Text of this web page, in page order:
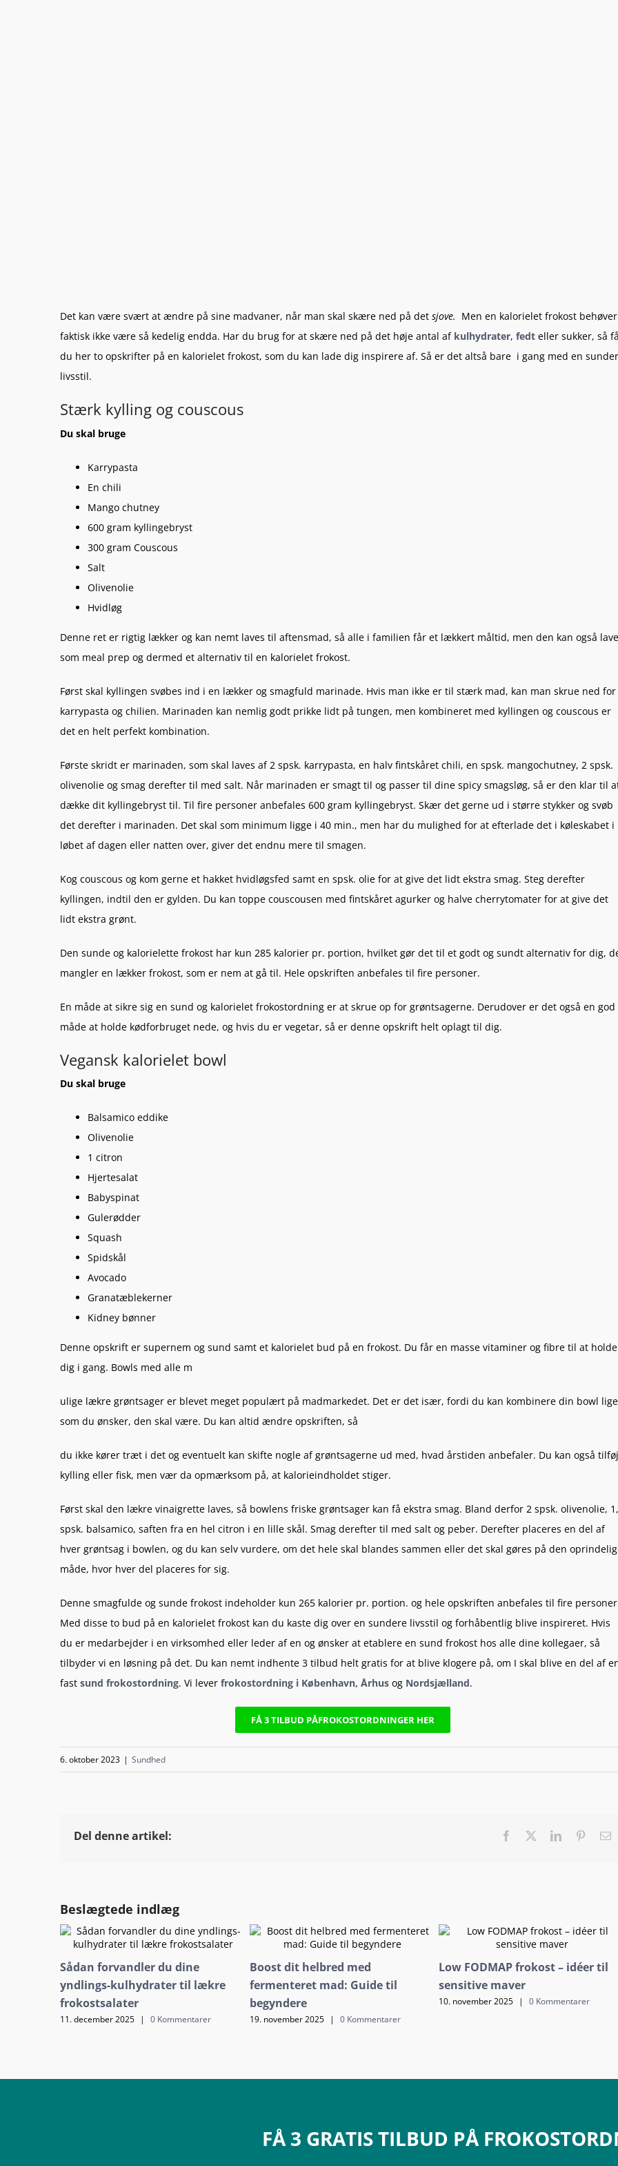
Det kan være svært at ændre på sine madvaner, når man skal skære ned på det sjove. Men en kalorielet frokost behøver
faktisk ikke være så kedelig endda. Har du brug for at skære ned på det høje antal af kulhydrater, fedt eller sukker, så
du her to opskrifter på en kalorielet frokost, som du kan lade dig inspirere af. Så er det altså bare i gang med en
livsstil.
Stærk kylling og couscous
Du skal bruge
Karrypasta
En chili
Mango chutney
600 gram kyllingebryst
300 gram Couscous
Salt
Olivenolie
Hvidløg
Denne ret er rigtig lækker og kan nemt laves til aftensmad, så alle i familien får et lækkert måltid, men den kan også
som meal prep og dermed et alternativ til en kalorielet frokost.
Først skal kyllingen svøbes ind i en lækker og smagfuld marinade. Hvis man ikke er til stærk mad, kan man skrue ned for
karrypasta og chilien. Marinaden kan nemlig godt prikke lidt på tungen, men kombineret med kyllingen og couscous er
det en helt perfekt kombination.
Første skridt er marinaden, som skal laves af 2 spsk. karrypasta, en halv fintskåret chili, en spsk. mangochutney, 2 spsk.
olivenolie og smag derefter til med salt. Når marinaden er smagt til og passer til dine spicy smagsløg, så er den klar til
dække dit kyllingebryst til. Til fire personer anbefales 600 gram kyllingebryst. Skær det gerne ud i større stykker og svøb
det derefter i marinaden. Det skal som minimum ligge i 40 min., men har du mulighed for at efterlade det i køleskabet i
løbet af dagen eller natten over, giver det endnu mere til smagen.
Kog couscous og kom gerne et hakket hvidløgsfed samt en spsk. olie for at give det lidt ekstra smag. Steg derefter
kyllingen, indtil den er gylden. Du kan toppe couscousen med fintskåret agurker og halve cherrytomater for at give det
lidt ekstra grønt.
Den sunde og kalorielette frokost har kun 285 kalorier pr. portion, hvilket gør det til et godt og sundt alternativ for dig,
mangler en lækker frokost, som er nem at gå til. Hele opskriften anbefales til fire personer.
En måde at sikre sig en sund og kalorielet frokostordning er at skrue op for grøntsagerne. Derudover er det også en god
måde at holde kødforbruget nede, og hvis du er vegetar, så er denne opskrift helt oplagt til dig.
Vegansk kalorielet bowl
Du skal bruge
Balsamico eddike
Olivenolie
1 citron
Hjertesalat
Babyspinat
Gulerødder
Squash
Spidskål
Avocado
Granatæblekerner
Kidney bønner
Denne opskrift er supernem og sund samt et kalorielet bud på en frokost. Du får en masse vitaminer og fibre til at holde
dig i gang. Bowls med alle m
ulige lækre grøntsager er blevet meget populært på madmarkedet. Det er det især, fordi du kan kombinere din bowl lige
som du ønsker, den skal være. Du kan altid ændre opskriften, så
du ikke kører træt i det og eventuelt kan skifte nogle af grøntsagerne ud med, hvad årstiden anbefaler. Du kan også
kylling eller fisk, men vær da opmærksom på, at kalorieindholdet stiger.
Først skal den lækre vinaigrette laves, så bowlens friske grøntsager kan få ekstra smag. Bland derfor 2 spsk. olivenolie,
spsk. balsamico, saften fra en hel citron i en lille skål. Smag derefter til med salt og peber. Derefter placeres en del af
hver grøntsag i bowlen, og du kan selv vurdere, om det hele skal blandes sammen eller det skal gøres på den
måde, hvor hver del placeres for sig.
Denne smagfulde og sunde frokost indeholder kun 265 kalorier pr. portion. og hele opskriften anbefales til fire
Med disse to bud på en kalorielet frokost kan du kaste dig over en sundere livsstil og forhåbentlig blive inspireret. Hvis
du er medarbejder i en virksomhed eller leder af en og ønsker at etablere en sund frokost hos alle dine kollegaer, så
tilbyder vi en løsning på det. Du kan nemt indhente 3 tilbud helt gratis for at blive klogere på, om I skal blive en del af
fast sund frokostordning. Vi lever frokostordning i København, Århus og Nordsjælland.
FÅ 3 TILBUD PÅFROKOSTORDNINGER HER
6. oktober 2023 | Sundhed
Del denne artikel: Facebook LinkedIn
Beslægtede indlæg
Sådan forvandler du dine
yndlings-kulhydrater til lækre
frokostsalater
11. december 2025 | 0 Kommentarer
Boost dit helbred med
fermenteret mad: Guide til
begyndere
19. november 2025 | 0 Kommentarer
Low FODMAP frokost – idéer til
sensitive maver
10. november 2025 | 0 Kommentarer
FÅ 3 GRATIS TILBUD PÅ